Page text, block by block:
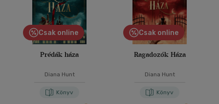
Csak online
Prédák háza
Diana Hunt
Könyv
Csak online
Ragadozók Háza
Diana Hunt
Könyv